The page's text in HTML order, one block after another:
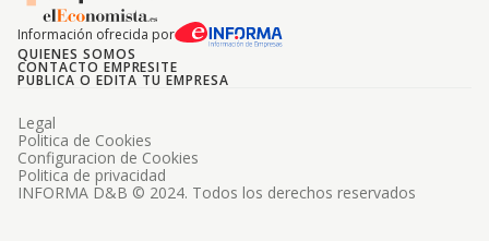
Información ofrecida por
QUIENES SOMOS
CONTACTO EMPRESITE
PUBLICA O EDITA TU EMPRESA
INFORMA D&B © 2024. Todos los derechos reservados
Legal
Politica de Cookies
Configuracion de Cookies
Politica de privacidad